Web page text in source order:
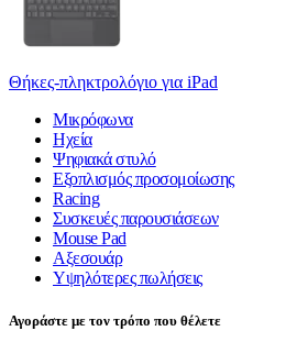
Θήκες-πληκτρολόγιο για iPad
Μικρόφωνα
Ηχεία
Ψηφιακά στυλό
Εξοπλισμός προσομοίωσης
Racing
Συσκευές παρουσιάσεων
Mouse Pad
Αξεσουάρ
Υψηλότερες πωλήσεις
Αγοράστε με τον τρόπο που θέλετε